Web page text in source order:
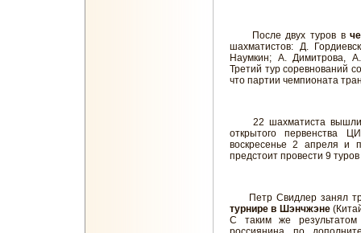
После двух туров в
шахматистов: Д.
Наумкин; А. Димитрова,
Третий тур соревнований
что партии чемпионата
22 шахматиста
открытого первенства
воскресенье 2 апреля и
предстоит провести 9
Петр Свидлер занял
турнире в Шэнчжэне
С таким же